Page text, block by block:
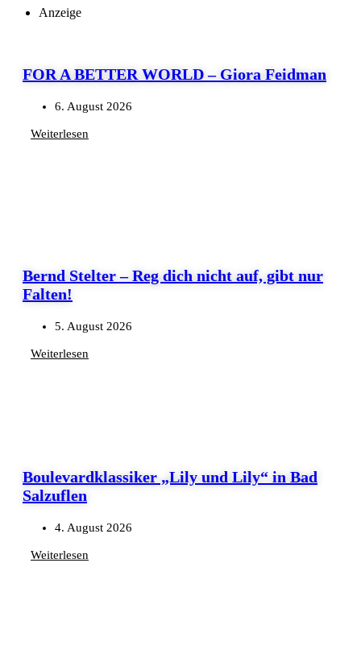
Anzeige
FOR A BETTER WORLD – Giora Feidman
6. August 2026
Weiterlesen
Bernd Stelter – Reg dich nicht auf, gibt nur
Falten!
5. August 2026
Weiterlesen
Boulevardklassiker „Lily und Lily“ in Bad
Salzuflen
4. August 2026
Weiterlesen